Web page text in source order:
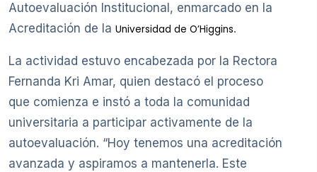
Autoevaluación Institucional, enmarcado en la
Acreditación de la Universidad de O’Higgins.
La actividad estuvo encabezada por la Rectora
Fernanda Kri Amar, quien destacó el proceso
que comienza e instó a toda la comunidad
universitaria a participar activamente de la
autoevaluación. “Hoy tenemos una acreditación
avanzada y aspiramos a mantenerla. Este